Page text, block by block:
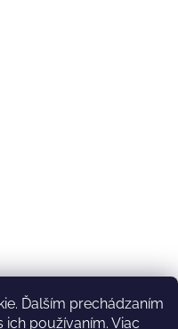
Ďalším prechádzaním
používaním. Viac